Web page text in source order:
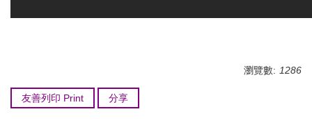
瀏覽數: 1286
友善列印 Print 分享